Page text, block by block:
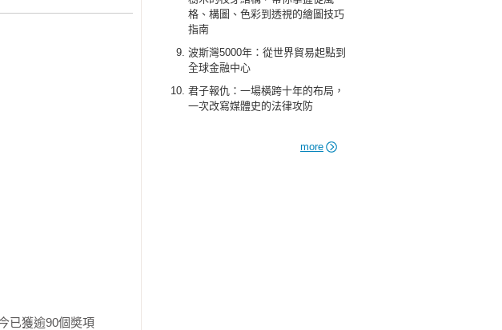
格、構圖、色彩到透視的繪圖技巧
指南
波斯灣5000年：從世界貿易起點到
全球金融中心
君子報仇：一場橫跨十年的布局，
一次改寫媒體史的法律攻防
more
已獲逾90個奬項